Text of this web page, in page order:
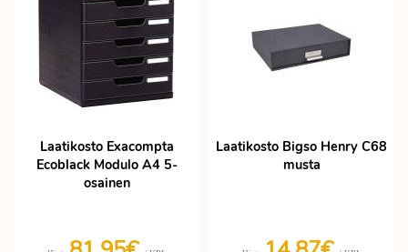
Laatikosto Exacompta
Ecoblack Modulo A4 5-
osainen
Laatikosto Bigso Henry C68
musta